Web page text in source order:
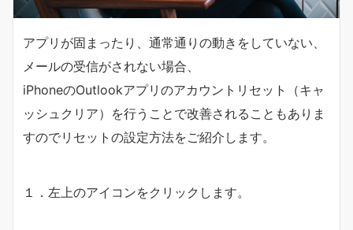
アプリが固まったり、通常通りの動きをしていない、
メールの受信がされない場合、
iPhoneのOutlookアプリのアカウントリセット（キャ
ッシュクリア）を行うことで改善されることもありま
すのでリセットの設定方法をご紹介します。
１．左上のアイコンをクリックします。